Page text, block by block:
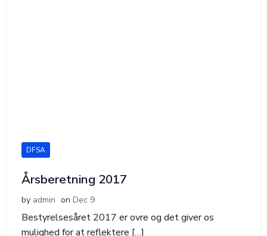
DFSA
Årsberetning 2017
by admin on Dec 9
Bestyrelsesåret 2017 er ovre og det giver os
mulighed for at reflektere […]